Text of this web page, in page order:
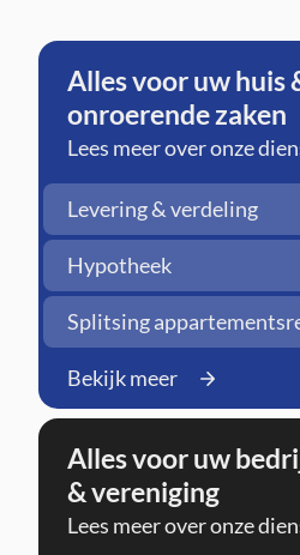
Alles voor uw huis
onroerende zaken
Lees meer over onze
Levering & verdeling
Hypotheek
Splitsing
Bekijk meer
Alles voor uw
& vereniging
Lees meer over onze